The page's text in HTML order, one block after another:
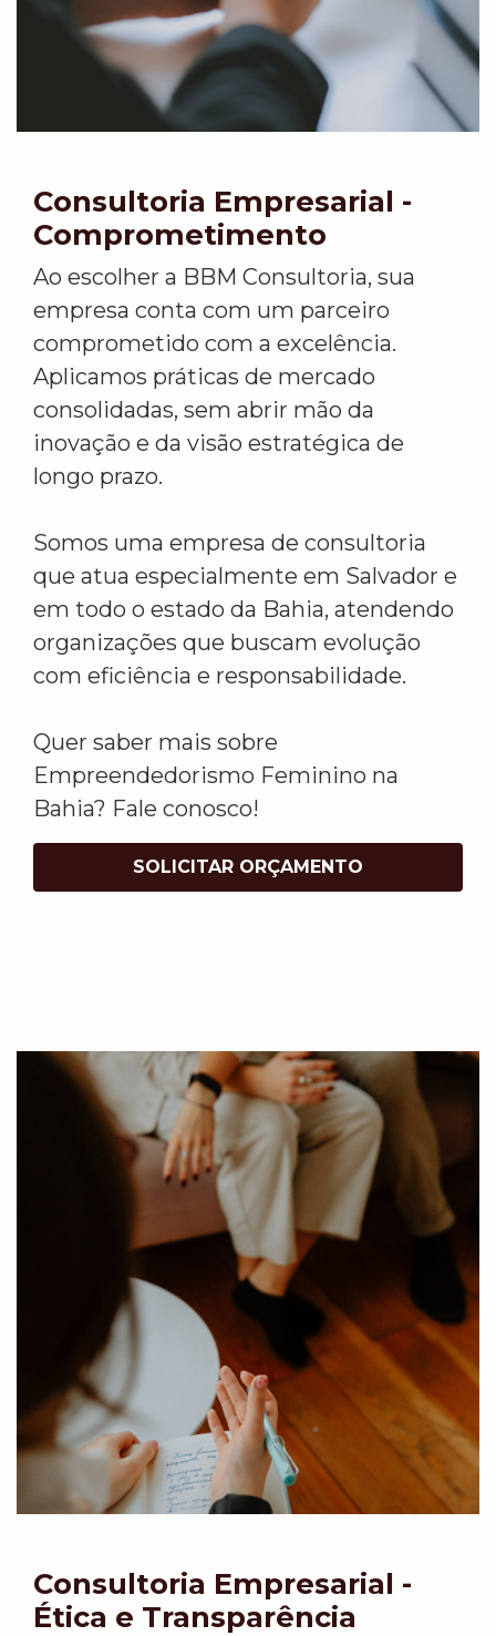
Consultoria Empresarial -
Comprometimento
Ao escolher a BBM Consultoria, sua
empresa conta com um parceiro
comprometido com a excelência.
Aplicamos práticas de mercado
consolidadas, sem abrir mão da
inovação e da visão estratégica de
longo prazo.
Somos uma empresa de consultoria
que atua especialmente em Salvador e
em todo o estado da Bahia, atendendo
organizações que buscam evolução
com eficiência e responsabilidade.
Quer saber mais sobre
Empreendedorismo Feminino na
Bahia? Fale conosco!
SOLICITAR ORÇAMENTO
Consultoria Empresarial -
Ética e Transparência